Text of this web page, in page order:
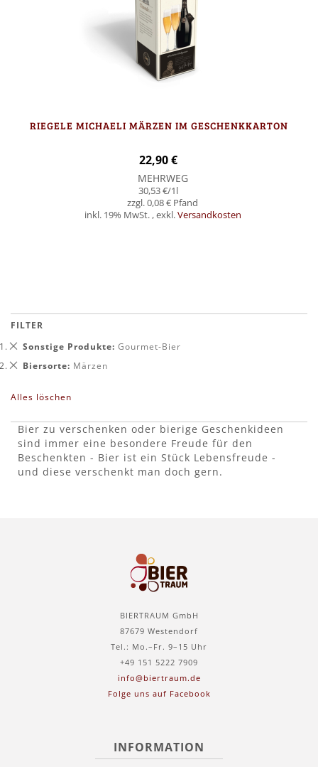
RIEGELE MICHAELI MÄRZEN IM GESCHENKKARTON
22,90 €
MEHRWEG
30,53 €/1l
0,08 €
inkl. 19% MwSt. ,exkl.Versandkosten
FILTER
Sonstige Produkte Gourmet-Bier
Dies
Biersorte Märzen
Dies
Alles löschen
Bier zu verschenken oder bierige Geschenkideen
sind immer eine besondere Freude für den
Beschenkten - Bier ist ein Stück Lebensfreude -
und diese verschenkt man doch gern.
BIERTRAUM GmbH
87679 Westendorf
Tel.: Mo.–Fr. 9–15 Uhr
+49 151 5222 7909
info@biertraum.de
Folge uns auf Facebook
INFORMATION